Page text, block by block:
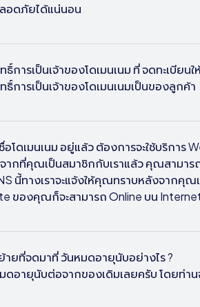
อดภัยได้แน่นอน
ธิ์การเป็นเจ้าของโดเมนเนม ที่จดทะเบียนใ
การเป็นเจ้าของโดเมนเนมเป็นของลูกค้า
อโดเมนเนม อยู่แล้ว ต้องการจะใช้บริการ
กที่คุณเป็นสมาชิกกับเราแล้ว คุณสามารถ
นี้ทางเราจะแจ้งให้คุณทราบหลังจากคุณ
ของคุณก็จะสามารถ Online บน
ายที่จดมาที่วันหมดอายุนับอย่างไร ?
อายุนับต่อจากของเดิมเลยครับ โดยท่าน